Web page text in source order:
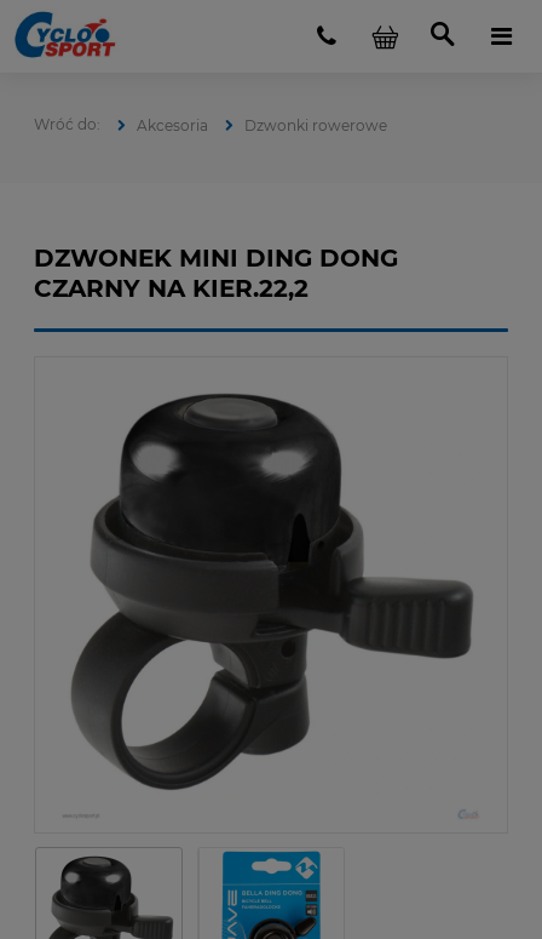
Akcesoria Dzwonki rowerowe
DZWONEK MINI DING DONG
CZARNY NA KIER.22,2